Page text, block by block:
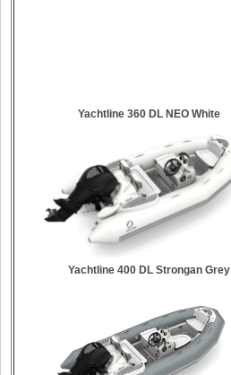
Yachtline 360 DL NEO White
Yachtline 400 DL Strongan Grey